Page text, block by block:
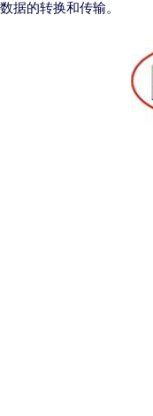
数据的转换和传输。